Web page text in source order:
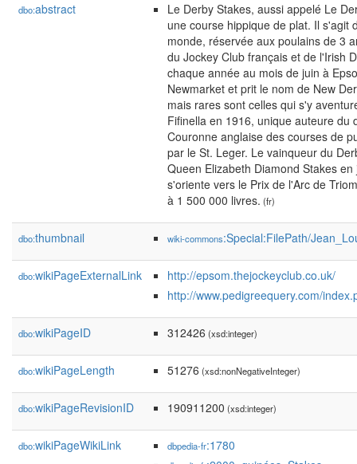
dbo:abstract
Le Derby Stakes, aussi appelé Le
une course hippique de plat. Il s'agit
monde, réservée aux poulains de 3
du Jockey Club français et de l'Irish
chaque année au mois de juin à
Newmarket et prit le nom de New
mais rares sont celles qui s'y
Fifinella en 1916, unique auteure du
Couronne anglaise des courses de
par le St. Leger. Le vainqueur du
Queen Elizabeth Diamond Stakes
s'oriente vers le Prix de l'Arc de
à 1 500 000 livres. (fr)
dbo:thumbnail wiki-commons:Special:FilePath/
dbo:wikiPageExternalLink
http://epsom.thejockeyclub.co.uk/
http://www.pedigreequery.com/
dbo:wikiPageID 312426 (xsd:integer)
dbo:wikiPageLength 51276 (xsd:nonNegativeInteger)
dbo:wikiPageRevisionID 190911200 (xsd:integer)
dbo:wikiPageWikiLink dbpedia-fr:1780